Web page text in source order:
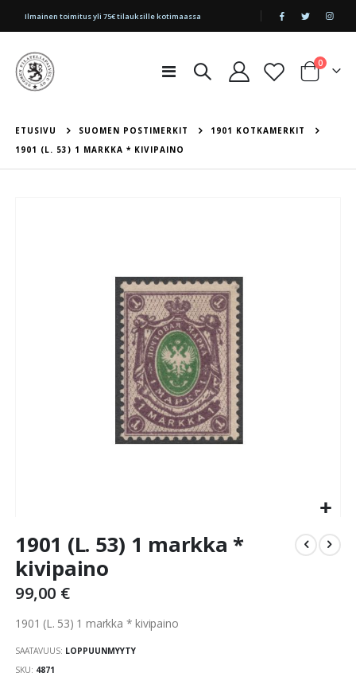
|
Ilmainen toimitus yli 75€ tilauksille kotimaassa
Toggle
Cart
0tuotetta
ETUSIVU SUOMEN POSTIMERKIT
1901 KOTKAMERKIT
1901 (L. 53) 1 MARKKA * KIVIPAINO
to
the
beginning
of
images
1901 (L. 53) 1 markka *
kivipaino
99,00 €
1901 (L. 53) 1 markka * kivipaino
SAATAVUUS: LOPPUUNMYYTY
SKU 4871